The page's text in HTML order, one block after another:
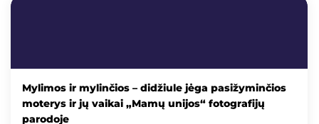
Mylimos ir mylinčios – didžiule jėga pasižyminčios
moterys ir jų vaikai „Mamų unijos“ fotografijų
parodoje